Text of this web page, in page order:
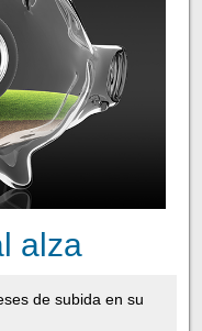
alza
de subida en su